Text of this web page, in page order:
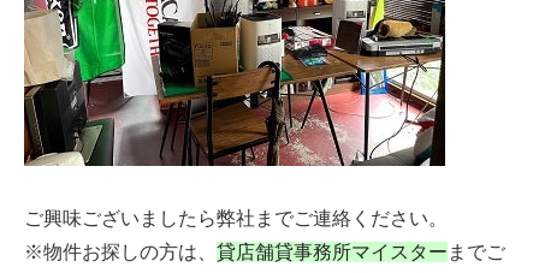
ご興味ございましたら弊社までご連絡ください。
※物件お探しの方は、 貸店舗貸事務所マイスター までご